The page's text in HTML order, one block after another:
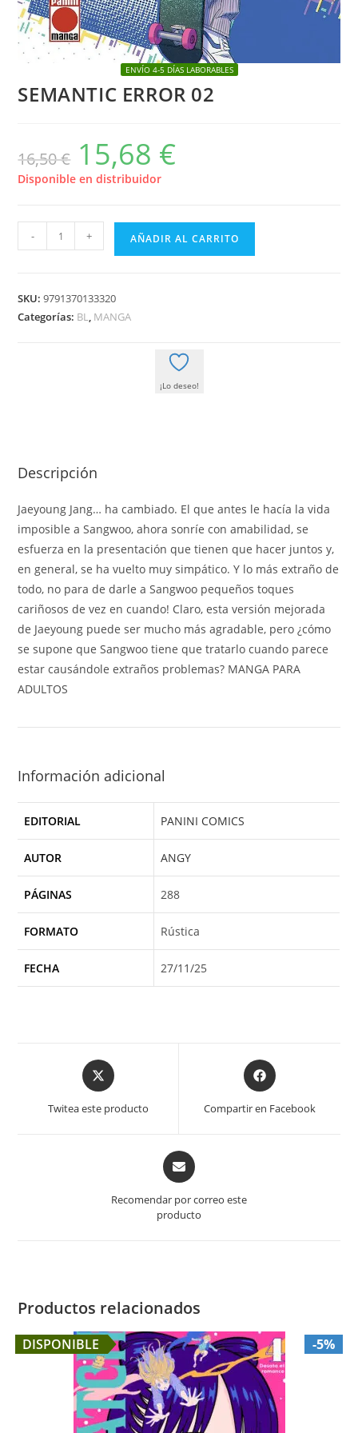
ENVÍO 4-5 DÍAS LABORABLES
SEMANTIC ERROR 02
16,50€
El
precio
original
era:
15,68 €
Disponible en distribuidor
SEMANTIC
ERROR
- + AÑADIR AL CARRITO
SKU:9791370133320
Categorías: BL, MANGA
¡Lo deseo!
Descripción
Jaeyoung Jang… ha cambiado. El que antes le hacía la vida
imposible a Sangwoo, ahora sonríe con amabilidad, se
esfuerza en la presentación que tienen que hacer juntos y,
en general, se ha vuelto muy simpático. Y lo más extraño de
todo, no para de darle a Sangwoo pequeños toques
cariñosos de vez en cuando! Claro, esta versión mejorada
de Jaeyoung puede ser mucho más agradable, pero ¿cómo
se supone que Sangwoo tiene que tratarlo cuando parece
estar causándole extraños problemas? MANGA PARA
ADULTOS
Información adicional
EDITORIAL PANINI COMICS
AUTOR ANGY
PÁGINAS 288
FORMATO Rústica
FECHA 27/11/25
Opens
in
new
Twitea este producto
Opens
in
a
new
Compartir en Facebook
Opens
in
new
Recomendar por correo este
producto
Productos relacionados
DISPONIBLE -5%